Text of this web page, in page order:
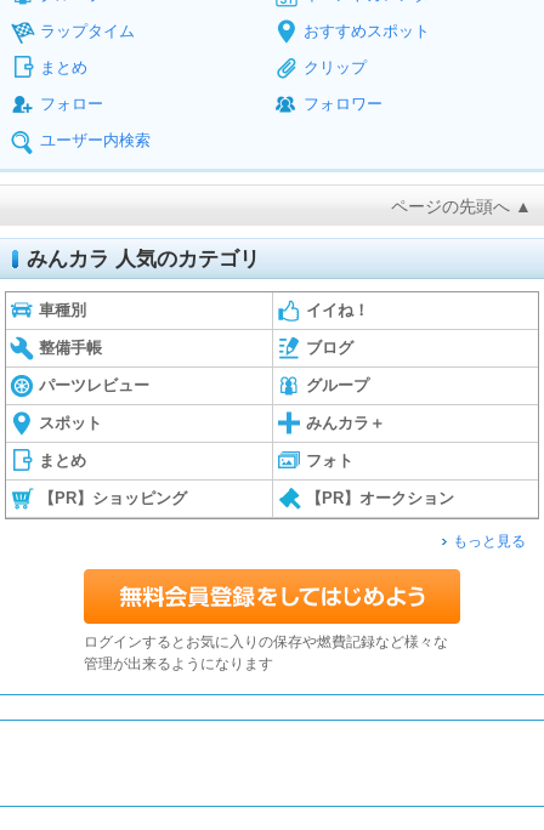
ラップタイム
おすすめスポット
まとめ
クリップ
フォロー
フォロワー
ユーザー内検索
ページの先頭へ ▲
みんカラ 人気のカテゴリ
車種別 イイね！
整備手帳 ブログ
パーツレビュー グループ
スポット みんカラ＋
まとめ フォト
【PR】ショッピング 【PR】オークション
もっと見る
ログインするとお気に入りの保存や燃費記録など様々な
管理が出来るようになります